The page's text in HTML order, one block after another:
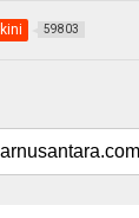
59803